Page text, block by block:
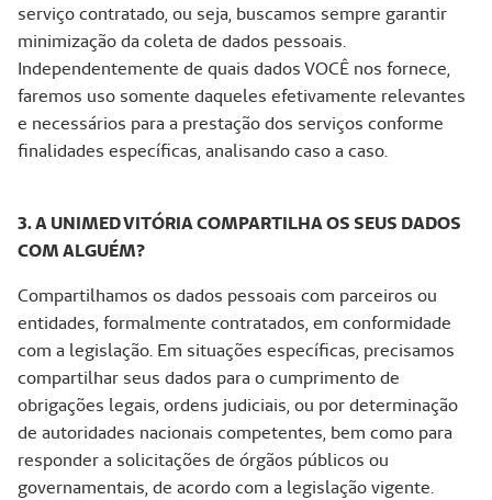
serviço contratado, ou seja, buscamos sempre garantir
minimização da coleta de dados pessoais.
Independentemente de quais dados VOCÊ nos fornece,
faremos uso somente daqueles efetivamente relevantes
e necessários para a prestação dos serviços conforme
finalidades específicas, analisando caso a caso.
3. A UNIMED VITÓRIA COMPARTILHA OS SEUS DADOS
COM ALGUÉM?
Compartilhamos os dados pessoais com parceiros ou
entidades, formalmente contratados, em conformidade
com a legislação. Em situações específicas, precisamos
compartilhar seus dados para o cumprimento de
obrigações legais, ordens judiciais, ou por determinação
de autoridades nacionais competentes, bem como para
responder a solicitações de órgãos públicos ou
governamentais, de acordo com a legislação vigente.